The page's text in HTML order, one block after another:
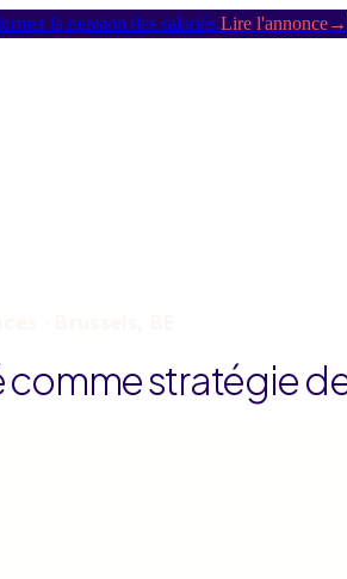
la pension des salariés.Lire l'annonce→
comme stratégie